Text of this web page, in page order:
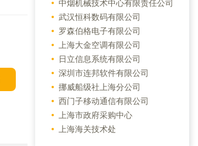
中烟机械技术中心有限责任公司
武汉恒科数码有限公司
罗森伯格电子有限公司
上海大金空调有限公司
日立信息系统有限公司
深圳市连邦软件有限公司
挪威船级社上海分公司
西门子移动通信有限公司
上海市政府采购中心
上海海关技术处